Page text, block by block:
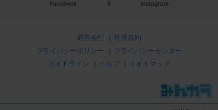
Facebook X Instagram
運営会社 | 利用規約
プライバシーポリシー
| プライバシーセンター
ガイドライン
| ヘルプ | サイトマップ